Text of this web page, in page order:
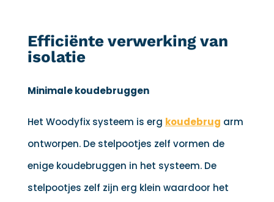
Efficiënte verwerking van
isolatie
Minimale koudebruggen
Het Woodyfix systeem is erg koudebrug arm
ontworpen. De stelpootjes zelf vormen de
enige koudebruggen in het systeem. De
stelpootjes zelf zijn erg klein waardoor het